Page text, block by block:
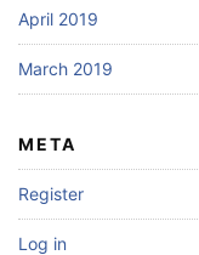
April 2019
March 2019
META
Register
Log in